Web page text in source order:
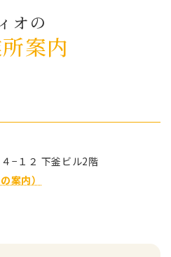
オの
案内
−１２ 下釜ビル2階
案内）